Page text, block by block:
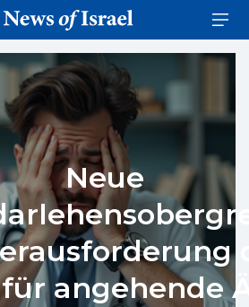
Neue
angehende